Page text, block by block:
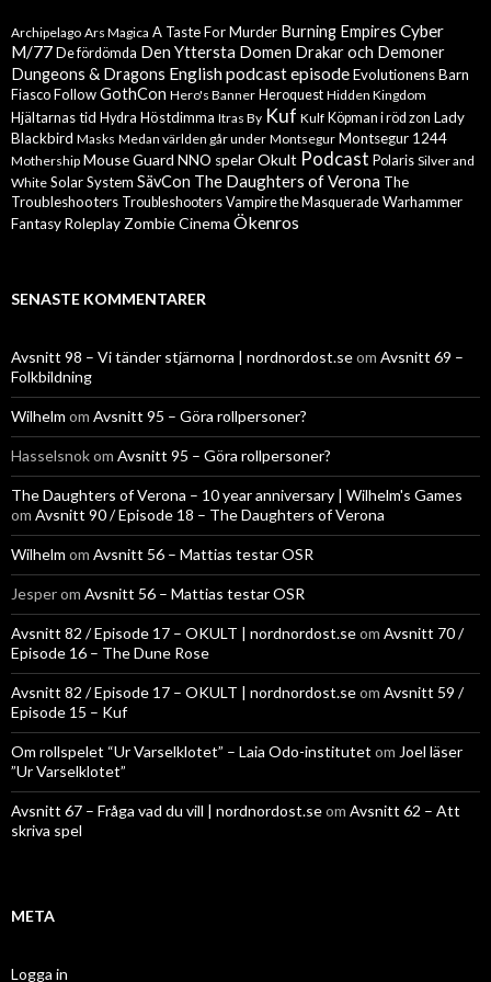
Archipelago Ars Magica A Taste For Murder Burning Empires Cyber
M/77 De fördömda Den Yttersta Domen Drakar och Demoner
Dungeons & Dragons English podcast episodeEvolutionens Barn
Fiasco FollowGothCon Hero's Banner Heroquest Hidden Kingdom
Hjältarnas tid Hydra Höstdimma Itras By Kuf Kulf Köpman i röd zon Lady
Blackbird Masks Medan världen går under Montsegur Montsegur 1244
Mothership Mouse Guard NNO spelarOkult Podcast Polaris Silver and
White Solar System SävCon The Daughters of Verona The
Troubleshooters Troubleshooters Vampire the Masquerade Warhammer
Fantasy Roleplay Zombie Cinema Ökenros
SENASTE KOMMENTARER
Avsnitt 98 – Vi tänder stjärnorna | nordnordost.seom Avsnitt 69 –
Folkbildning
Wilhelm om Avsnitt 95 – Göra rollpersoner?
Hasselsnokom Avsnitt 95 – Göra rollpersoner?
The Daughters of Verona – 10 year anniversary | Wilhelm's Games
om Avsnitt 90 / Episode 18 – The Daughters of Verona
Wilhelm om Avsnitt 56 – Mattias testar OSR
Jesperom Avsnitt 56 – Mattias testar OSR
Avsnitt 82 / Episode 17 – OKULT | nordnordost.seom Avsnitt 70 /
Episode 16 – The Dune Rose
Avsnitt 82 / Episode 17 – OKULT | nordnordost.seom Avsnitt 59 /
Episode 15 – Kuf
Om rollspelet “Ur Varselklotet” – Laia Odo-institutet om Joel läser
”Ur Varselklotet”
Avsnitt 67 – Fråga vad du vill | nordnordost.seom Avsnitt 62 – Att
skriva spel
META
Logga in